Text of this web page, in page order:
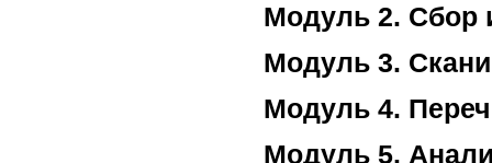
Модуль 2. Сбор
Модуль 3.
Модуль 4.
Модуль 5.